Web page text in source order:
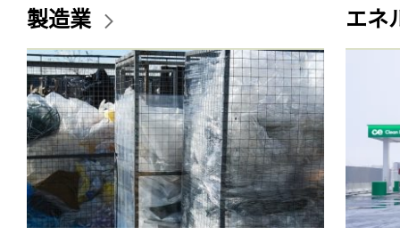
製造業 エネ